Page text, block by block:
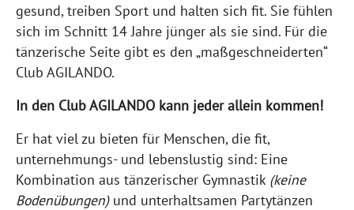
gesund, treiben Sport und halten sich fit. Sie fühlen
sich im Schnitt 14 Jahre jünger als sie sind. Für die
tänzerische Seite gibt es den „maßgeschneiderten“
Club AGILANDO.
In den Club AGILANDO kann jeder allein kommen!
Er hat viel zu bieten für Menschen, die fit,
unternehmungs- und lebenslustig sind: Eine
Kombination aus tänzerischer Gymnastik (keine
Bodenübungen)und unterhaltsamen Partytänzen